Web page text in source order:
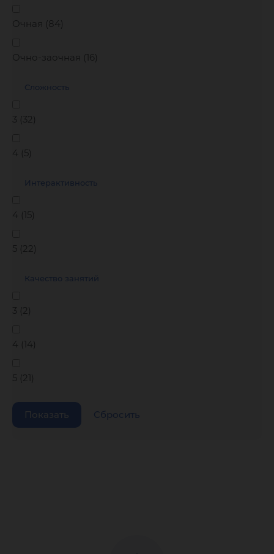
Очная (84)
Очно-заочная (16)
Сложность
3 (32 )
4 ( 5)
Интерактивность
4 (15)
5 (22 )
Качество занятий
3 (2 )
4 (14)
5 (21 )